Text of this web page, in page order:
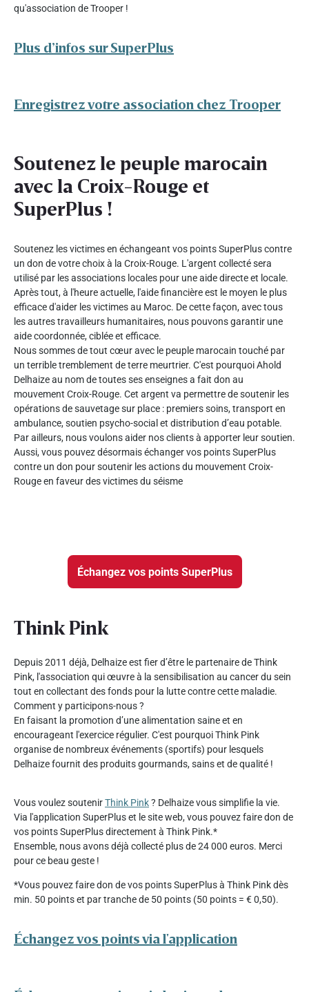
qu'association de Trooper !
Plus d’infos sur SuperPlus
Enregistrez votre association chez Trooper
Soutenez le peuple marocain
avec la Croix-Rouge et
SuperPlus !
Soutenez les victimes en échangeant vos points SuperPlus contre
un don de votre choix à la Croix-Rouge. L'argent collecté sera
utilisé par les associations locales pour une aide directe et locale.
Après tout, à l'heure actuelle, l'aide financière est le moyen le plus
efficace d'aider les victimes au Maroc. De cette façon, avec tous
les autres travailleurs humanitaires, nous pouvons garantir une
aide coordonnée, ciblée et efficace.
Nous sommes de tout cœur avec le peuple marocain touché par
un terrible tremblement de terre meurtrier. C'est pourquoi Ahold
Delhaize au nom de toutes ses enseignes a fait don au
mouvement Croix-Rouge. Cet argent va permettre de soutenir les
opérations de sauvetage sur place : premiers soins, transport en
ambulance, soutien psycho-social et distribution d’eau potable.
Par ailleurs, nous voulons aider nos clients à apporter leur soutien.
Aussi, vous pouvez désormais échanger vos points SuperPlus
contre un don pour soutenir les actions du mouvement Croix-
Rouge en faveur des victimes du séisme
Échangez vos points SuperPlus
Think Pink
Depuis 2011 déjà, Delhaize est fier d’être le partenaire de Think
Pink, l'association qui œuvre à la sensibilisation au cancer du sein
tout en collectant des fonds pour la lutte contre cette maladie.
Comment y participons-nous ?
En faisant la promotion d’une alimentation saine et en
encourageant l'exercice régulier. C'est pourquoi Think Pink
organise de nombreux événements (sportifs) pour lesquels
Delhaize fournit des produits gourmands, sains et de qualité !
Vous voulez soutenirThink Pink? Delhaize vous simplifie la vie.
Via l'application SuperPlus et le site web, vous pouvez faire don de
vos points SuperPlus directement à Think Pink.*
Ensemble, nous avons déjà collecté plus de 24 000 euros. Merci
pour ce beau geste !
*Vous pouvez faire don de vos points SuperPlus à Think Pink dès
min. 50 points et par tranche de 50 points (50 points = € 0,50).
Échangez vos points via l'application